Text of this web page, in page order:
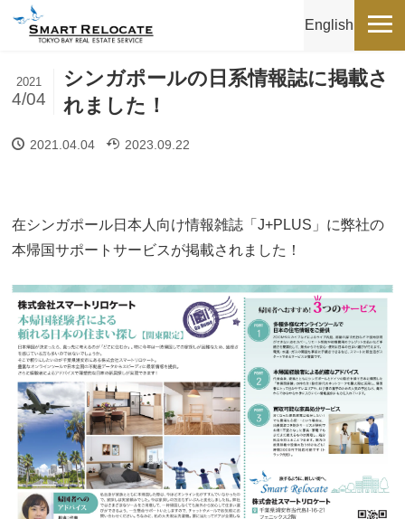
English
シンガポールの日系情報誌に掲載さ
れました！
2021
4/04
2021.04.04 2023.09.22
在シンガポール日本人向け情報雑誌「J+PLUS」に弊社の
本帰国サポートサービスが掲載されました！